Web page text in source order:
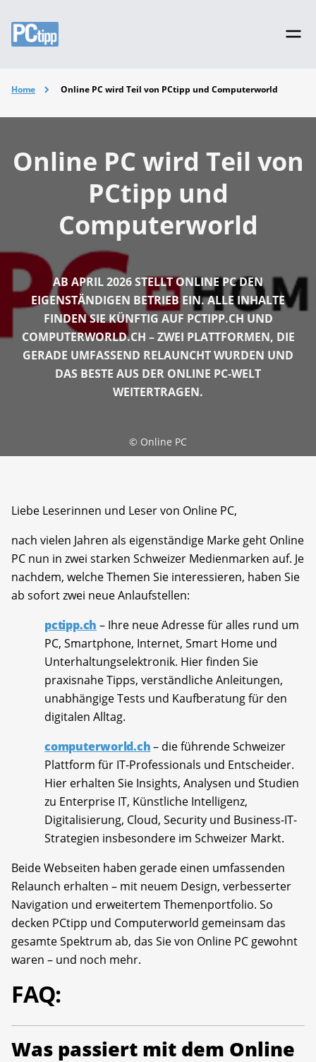
Home Online PC wird Teil von PCtipp und Computerworld
Online PC wird Teil von
PCtipp und
Computerworld
AB APRIL 2026 STELLT ONLINE PC DEN
EIGENSTÄNDIGEN BETRIEB EIN. ALLE INHALTE
FINDEN SIE KÜNFTIG AUF PCTIPP.CH UND
COMPUTERWORLD.CH – ZWEI PLATTFORMEN, DIE
GERADE UMFASSEND RELAUNCHT WURDEN UND
DAS BESTE AUS DER ONLINE PC-WELT
WEITERTRAGEN.
© Online PC
Liebe Leserinnen und Leser von Online PC,
nach vielen Jahren als eigenständige Marke geht Online
PC nun in zwei starken Schweizer Medienmarken auf. Je
nachdem, welche Themen Sie interessieren, haben Sie
ab sofort zwei neue Anlaufstellen:
pctipp.ch – Ihre neue Adresse für alles rund um
PC, Smartphone, Internet, Smart Home und
Unterhaltungselektronik. Hier finden Sie
praxisnahe Tipps, verständliche Anleitungen,
unabhängige Tests und Kaufberatung für den
digitalen Alltag.
computerworld.ch– die führende Schweizer
Plattform für IT-Professionals und Entscheider.
Hier erhalten Sie Insights, Analysen und Studien
zu Enterprise IT, Künstliche Intelligenz,
Digitalisierung, Cloud, Security und Business-IT-
Strategien insbesondere im Schweizer Markt.
Beide Webseiten haben gerade einen umfassenden
Relaunch erhalten – mit neuem Design, verbesserter
Navigation und erweitertem Themenportfolio. So
decken PCtipp und Computerworld gemeinsam das
gesamte Spektrum ab, das Sie von Online PC gewohnt
waren – und noch mehr.
FAQ:
Was passiert mit dem Online